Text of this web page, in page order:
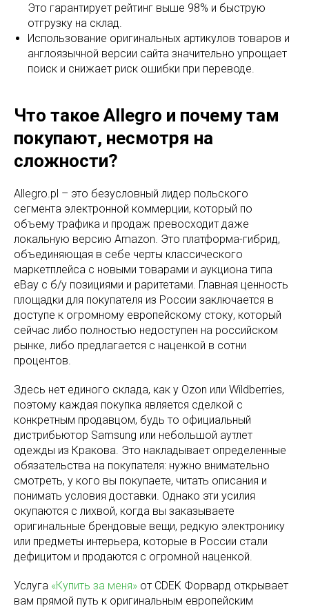
Это гарантирует рейтинг выше 98% и быструю
отгрузку на склад.
Использование оригинальных артикулов товаров и
англоязычной версии сайта значительно упрощает
поиск и снижает риск ошибки при переводе.
Что такое Allegro и почему там
покупают, несмотря на
сложности?
Allegro.pl – это безусловный лидер польского
сегмента электронной коммерции, который по
объему трафика и продаж превосходит даже
локальную версию Amazon. Это платформа-гибрид,
объединяющая в себе черты классического
маркетплейса с новыми товарами и аукциона типа
eBay с б/у позициями и раритетами. Главная ценность
площадки для покупателя из России заключается в
доступе к огромному европейскому стоку, который
сейчас либо полностью недоступен на российском
рынке, либо предлагается с наценкой в сотни
процентов.
Здесь нет единого склада, как у Ozon или Wildberries,
поэтому каждая покупка является сделкой с
конкретным продавцом, будь то официальный
дистрибьютор Samsung или небольшой аутлет
одежды из Кракова. Это накладывает определенные
обязательства на покупателя: нужно внимательно
смотреть, у кого вы покупаете, читать описания и
понимать условия доставки. Однако эти усилия
окупаются с лихвой, когда вы заказываете
оригинальные брендовые вещи, редкую электронику
или предметы интерьера, которые в России стали
дефицитом и продаются с огромной наценкой.
Услуга «Купить за меня» от CDEK Форвард открывает
вам прямой путь к оригинальным европейским